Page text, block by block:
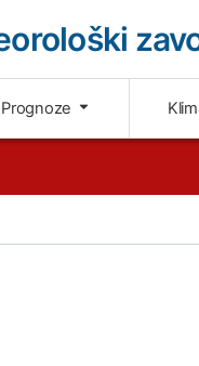
Prognoze